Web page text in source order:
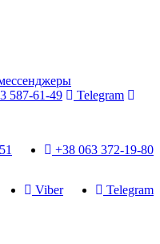
587-61-49
Telegram
+38 063 372-19-80
Telegram
Viber